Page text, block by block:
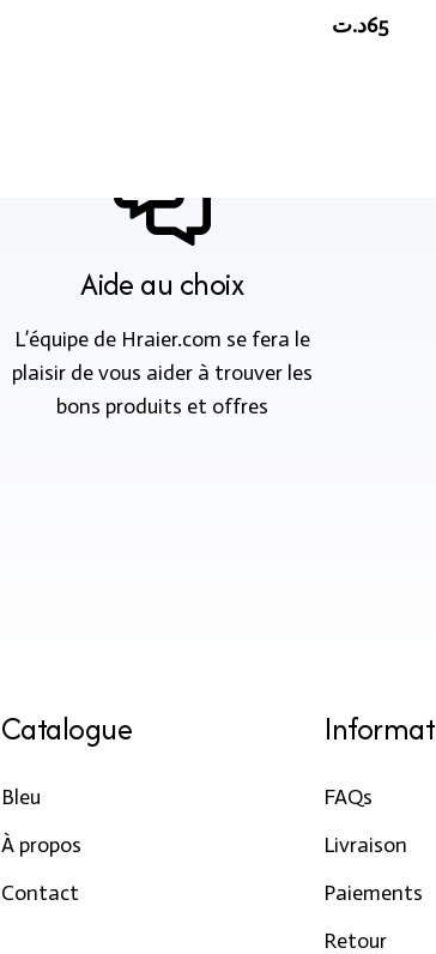
65د.ت
Aide au choix
L’équipe de Hraier.com se fera le
plaisir de vous aider à trouver les
bons produits et offres
Catalogue
Bleu
À propos
Contact
FAQs
Livraison
Paiements
Retour